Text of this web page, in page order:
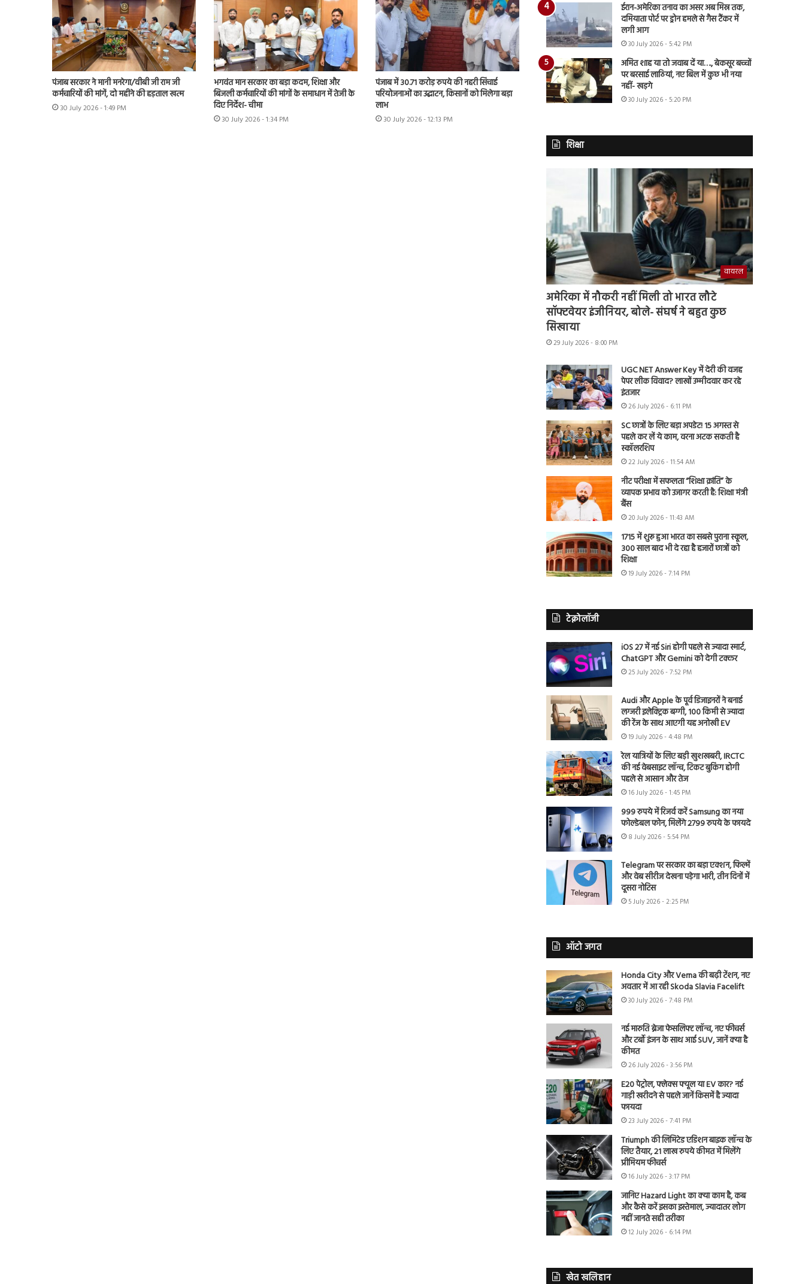
पंजाब सरकार ने मानी मनरेगा/वीबी जी राम जी
कर्मचारियों की मांगें, दो महीने की हड़ताल खत्म
30 July 2026 - 1:49 PM
भगवंत मान सरकार का बड़ा कदम, शिक्षा और
बिजली कर्मचारियों की मांगों के समाधान में तेजी के
दिए निर्देश- चीमा
30 July 2026 - 1:34 PM
पंजाब में 30.71 करोड़ रुपये की नहरी सिंचाई
परियोजनाओं का उद्घाटन, किसानों को मिलेगा बड़ा
लाभ
30 July 2026 - 12:13 PM
ईरान-अमेरिका तनाव का असर अब मिस्र तक,
दमियाता पोर्ट पर ड्रोन हमले से गैस टैंकर में
लगी आग
30 July 2026 - 5:42 PM
अमित शाह या तो जवाब दें या…., बेकसूर बच्चों
पर बरसाई लाठियां, नए बिल में कुछ भी नया
नहीं- खड़गे
30 July 2026 - 5:20 PM
शिक्षा
वायरल
अमेरिका में नौकरी नहीं मिली तो भारत लौटे
सॉफ्टवेयर इंजीनियर, बोले- संघर्ष ने बहुत कुछ
सिखाया
29 July 2026 - 8:00 PM
UGC NET Answer Key में देरी की वजह
पेपर लीक विवाद? लाखों उम्मीदवार कर रहे
इंतजार
26 July 2026 - 6:11 PM
SC छात्रों के लिए बड़ा अपडेट! 15 अगस्त से
पहले कर लें ये काम, वरना अटक सकती है
स्कॉलरशिप
22 July 2026 - 11:54 AM
नीट परीक्षा में सफलता “शिक्षा क्रांति” के
व्यापक प्रभाव को उजागर करती है: शिक्षा मंत्री
बैंस
20 July 2026 - 11:43 AM
1715 में शुरू हुआ भारत का सबसे पुराना स्कूल,
300 साल बाद भी दे रहा है हजारों छात्रों को
शिक्षा
19 July 2026 - 7:14 PM
टेक्नोलॉजी
iOS 27 में नई Siri होगी पहले से ज्यादा स्मार्ट,
ChatGPT और Gemini को देगी टक्कर
25 July 2026 - 7:52 PM
Audi और Apple के पूर्व डिजाइनरों ने बनाई
लग्जरी इलेक्ट्रिक बग्गी, 100 किमी से ज्यादा
की रेंज के साथ आएगी यह अनोखी EV
19 July 2026 - 4:48 PM
रेल यात्रियों के लिए बड़ी खुशखबरी, IRCTC
की नई वेबसाइट लॉन्च, टिकट बुकिंग होगी
पहले से आसान और तेज
16 July 2026 - 1:45 PM
999 रुपये में रिजर्व करें Samsung का नया
फोल्डेबल फोन, मिलेंगे 2799 रुपये के फायदे
8 July 2026 - 5:54 PM
Telegram पर सरकार का बड़ा एक्शन, फिल्में
और वेब सीरीज देखना पड़ेगा भारी, तीन दिनों में
दूसरा नोटिस
5 July 2026 - 2:25 PM
ऑटो जगत
Honda City और Verna की बढ़ी टेंशन, नए
अवतार में आ रही Skoda Slavia Facelift
30 July 2026 - 7:48 PM
नई मारुति ब्रेजा फेसलिफ्ट लॉन्च, नए फीचर्स
और टर्बो इंजन के साथ आई SUV, जानें क्या है
कीमत
26 July 2026 - 3:56 PM
E20 पेट्रोल, फ्लेक्स फ्यूल या EV कार? नई
गाड़ी खरीदने से पहले जानें किसमें है ज्यादा
फायदा
23 July 2026 - 7:41 PM
Triumph की लिमिटेड एडिशन बाइक लॉन्च के
लिए तैयार, 21 लाख रुपये कीमत में मिलेंगे
प्रीमियम फीचर्स
16 July 2026 - 3:17 PM
जानिए Hazard Light का क्या काम है, कब
और कैसे करें इसका इस्तेमाल, ज्यादातर लोग
नहीं जानते सही तरीका
12 July 2026 - 6:14 PM
खेत खलिहान